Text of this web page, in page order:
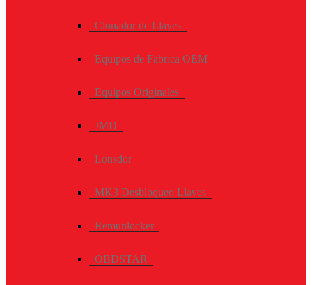
Clonador de Llaves
Equipos de Fabrica OEM
Equipos Originales
JMD
Lonsdor
MK3 Desbloqueo Llaves
Remunlocker
OBDSTAR